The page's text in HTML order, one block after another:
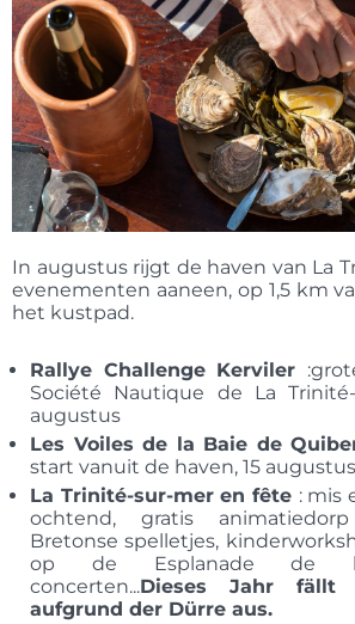
In augustus rijgt de haven van La
evenementen aaneen, op 1,5 km
het kustpad.
Rallye Challenge Kerviler
Société Nautique de La
augustus
Les Voiles de la Baie de
start vanuit de haven, 15 augustus
La Trinité-sur-mer en fête : mis
ochtend, gratis animatiedorp
Bretonse spelletjes,
op de Esplanade de la
concerten...Dieses Jahr fällt
aufgrund der Dürre aus.